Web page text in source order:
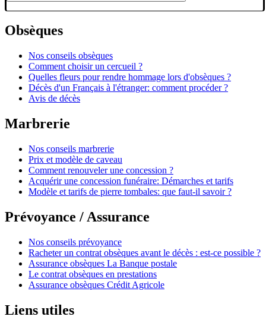
Obsèques
Nos conseils obsèques
Comment choisir un cercueil ?
Quelles fleurs pour rendre hommage lors d'obsèques ?
Décès d'un Français à l'étranger: comment procéder ?
Avis de décès
Marbrerie
Nos conseils marbrerie
Prix et modèle de caveau
Comment renouveler une concession ?
Acquérir une concession funéraire: Démarches et tarifs
Modèle et tarifs de pierre tombales: que faut-il savoir ?
Prévoyance / Assurance
Nos conseils prévoyance
Racheter un contrat obsèques avant le décès : est-ce possible ?
Assurance obsèques La Banque postale
Le contrat obsèques en prestations
Assurance obsèques Crédit Agricole
Liens utiles